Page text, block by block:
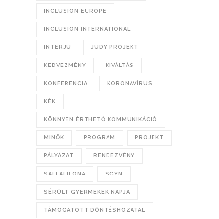
INCLUSION EUROPE
INCLUSION INTERNATIONAL
INTERJÚ JUDY PROJEKT
KEDVEZMÉNY KIVÁLTÁS
KONFERENCIA KORONAVÍRUS
KÉK
KÖNNYEN ÉRTHETŐ KOMMUNIKÁCIÓ
MINŐK PROGRAM PROJEKT
PÁLYÁZAT RENDEZVÉNY
SALLAI ILONA SGYN
SÉRÜLT GYERMEKEK NAPJA
TÁMOGATOTT DÖNTÉSHOZATAL